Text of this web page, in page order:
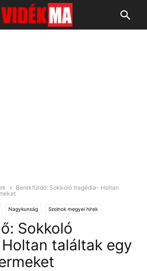
Berekfürdő: Sokkoló tragédia- Holtan
Nagykunság Szolnok megyei hírek
Sokkoló
találtak egy